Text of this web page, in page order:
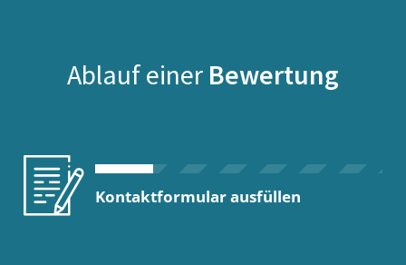
Ablauf einer Bewertung
Kontaktformular ausfüllen